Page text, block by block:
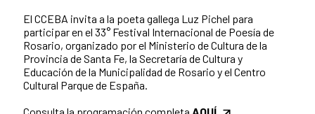
El CCEBA invita a la poeta gallega Luz Pichel para
participar en el 33° Festival Internacional de Poesía de
Rosario, organizado por el Ministerio de Cultura de la
Provincia de Santa Fe, la Secretaría de Cultura y
Educación de la Municipalidad de Rosario y el Centro
Cultural Parque de España.